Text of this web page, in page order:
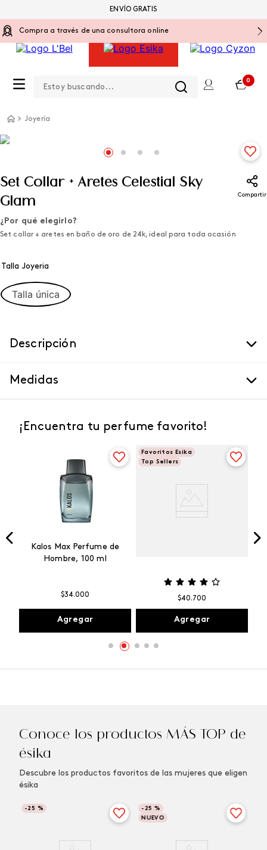
Compra a través de una consultora online
0
ENVÍO GRATIS
Joyería
Set Collar + Aretes Celestial Sky
Glam
Compartir
¿Por qué elegirlo?
Set collar + aretes en baño de oro de 24k, ideal para toda ocasión
Talla Joyeria
Talla única
Descripción
Medidas
¡Encuentra tu perfume favorito!
Kalos Max Perfume de
Hombre, 100 ml
$34.000
Agregar
Favoritos Esika
Top Sellers
$40.700
Agregar
Conoce los productos MÁS TOP de
ésika
Descubre los productos favoritos de las mujeres que eligen
ésika
-25 % -25 %
NUEVO